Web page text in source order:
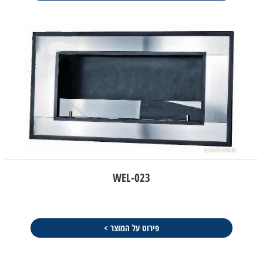
WEL-023
פירוט על המוצר >